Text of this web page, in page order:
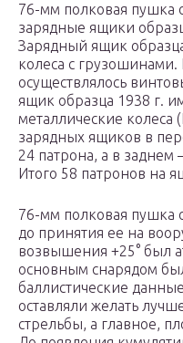
76-мм полковая пушка
зарядные ящики
Зарядный ящик
колеса с
осуществлялось
ящик образца 1938 г.
металлические
зарядных ящиков в
24 патрона, а в заднем
Итого 58 патронов на
76-мм полковая пушка
до принятия ее на
возвышения +25° был
основным снарядом
баллистические
оставляли желать
стрельбы, а главное,